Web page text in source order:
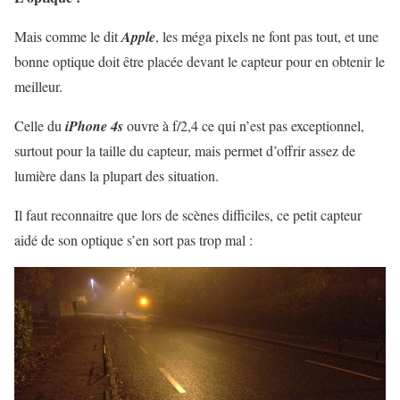
Mais comme le ditApple, les méga pixels ne font pas tout, et une
bonne optique doit être placée devant le capteur pour en obtenir le
meilleur.
Celle du iPhone 4souvre à f/2,4 ce qui n’est pas exceptionnel,
surtout pour la taille du capteur, mais permet d’offrir assez de
lumière dans la plupart des situation.
Il faut reconnaitre que lors de scènes difficiles, ce petit capteur
aidé de son optique s’en sort pas trop mal :